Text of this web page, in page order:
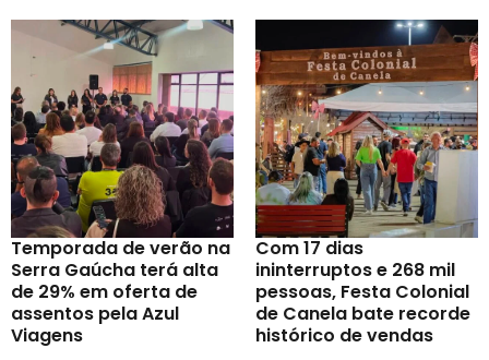
Temporada de verão na
Serra Gaúcha terá alta
de 29% em oferta de
assentos pela Azul
Viagens
Com 17 dias
ininterruptos e 268 mil
pessoas, Festa Colonial
de Canela bate recorde
histórico de vendas